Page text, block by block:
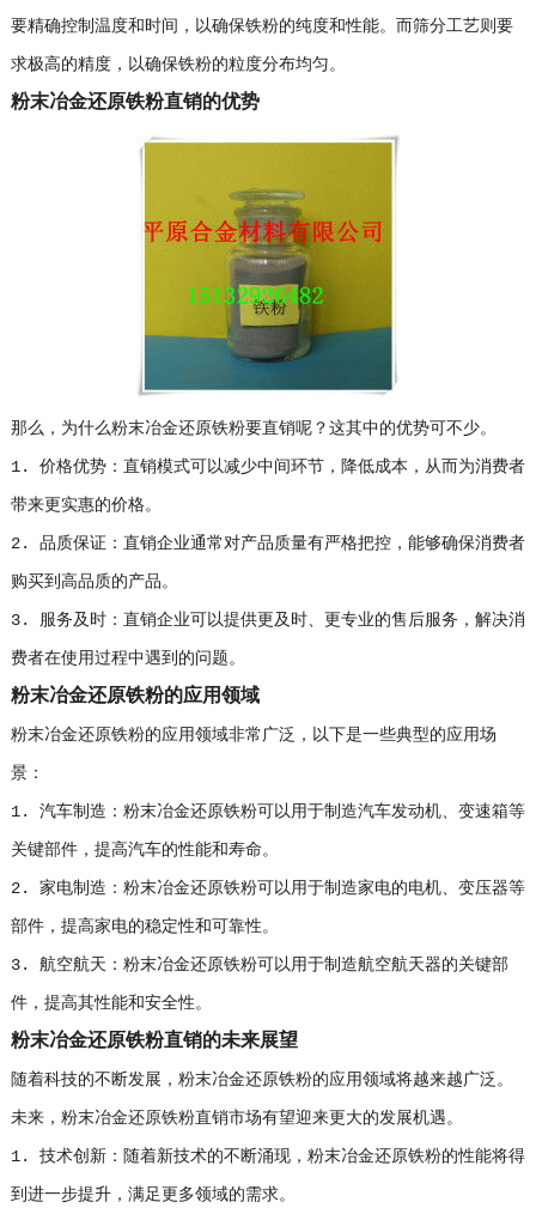
要精确控制温度和时间，以确保铁粉的纯度和性能。而筛分工艺则要
求极高的精度，以确保铁粉的粒度分布均匀。
粉末冶金还原铁粉直销的优势
那么，为什么粉末冶金还原铁粉要直销呢？这其中的优势可不少。
1. 价格优势：直销模式可以减少中间环节，降低成本，从而为消费者
带来更实惠的价格。
2. 品质保证：直销企业通常对产品质量有严格把控，能够确保消费者
购买到高品质的产品。
3. 服务及时：直销企业可以提供更及时、更专业的售后服务，解决消
费者在使用过程中遇到的问题。
粉末冶金还原铁粉的应用领域
粉末冶金还原铁粉的应用领域非常广泛，以下是一些典型的应用场
景：
1. 汽车制造：粉末冶金还原铁粉可以用于制造汽车发动机、变速箱等
关键部件，提高汽车的性能和寿命。
2. 家电制造：粉末冶金还原铁粉可以用于制造家电的电机、变压器等
部件，提高家电的稳定性和可靠性。
3. 航空航天：粉末冶金还原铁粉可以用于制造航空航天器的关键部
件，提高其性能和安全性。
粉末冶金还原铁粉直销的未来展望
随着科技的不断发展，粉末冶金还原铁粉的应用领域将越来越广泛。
未来，粉末冶金还原铁粉直销市场有望迎来更大的发展机遇。
1. 技术创新：随着新技术的不断涌现，粉末冶金还原铁粉的性能将得
到进一步提升，满足更多领域的需求。